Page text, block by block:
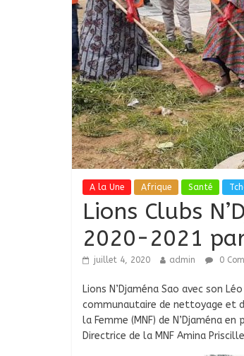
A la Une Afrique Santé
Lions Clubs
2020-2021
juillet 4, 2020 admin 0
Lions N’Djaména Sao avec son
communautaire de nettoyage et
la Femme (MNF) de N’Djaména
Directrice de la MNF Amina